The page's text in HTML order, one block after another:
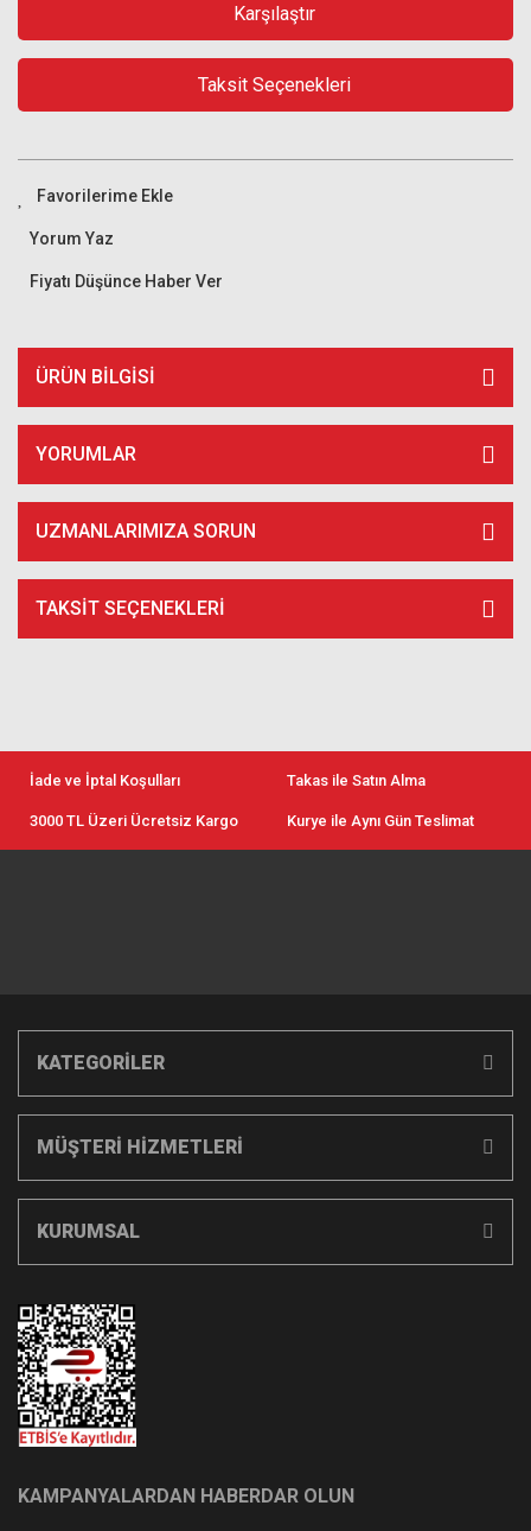
Karşılaştır
Taksit Seçenekleri
Yorum Yaz
Fiyatı Düşünce Haber Ver
ÜRÜN BILGISI
YORUMLAR
UZMANLARIMIZA SORUN
TAKSIT SEÇENEKLERI
İade ve İptal Koşulları Takas ile Satın Alma
3000 TL Üzeri Ücretsiz Kargo Kurye ile Aynı Gün Teslimat
KATEGORİLER
MÜŞTERİ HİZMETLERİ
KURUMSAL
KAMPANYALARDAN HABERDAR OLUN